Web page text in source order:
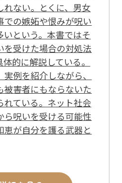
れない。とくに、男女
での嫉妬や恨みが呪い
という。本書ではそ
を受けた場合の対処法
的に解説している。
例を紹介しながら、
被害者にもならないた
れている。ネット社会
ら呪いを受ける可能性
恵が自分を護る武器と